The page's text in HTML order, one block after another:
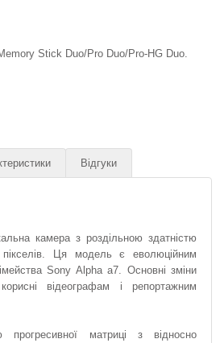
Stick Duo/Pro Duo/Pro-HG Duo.
Відгуки
камера з роздільною здатністю
Ця модель є еволюційним
Sony Alpha a7. Основні зміни
відеографам і репортажним
прогресивної матриці з відносно